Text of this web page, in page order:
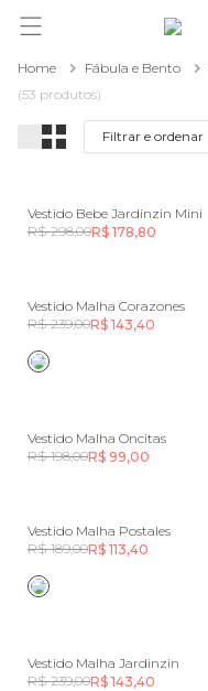
Home Fábula e Bento
(53 produtos)
Filtrar e ordenar
Vestido Bebe Jardinzin Mini
R$ 298,00R$ 178,80
Vestido Malha Corazones
R$ 239,00R$ 143,40
Vestido Malha Oncitas
R$ 198,00R$ 99,00
Vestido Malha Postales
R$ 189,00R$ 113,40
Vestido Malha Jardinzin
R$ 239,00R$ 143,40